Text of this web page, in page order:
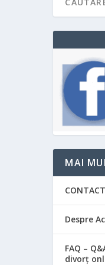
MAI
CONTACT
Despre
FAQ –
divorț